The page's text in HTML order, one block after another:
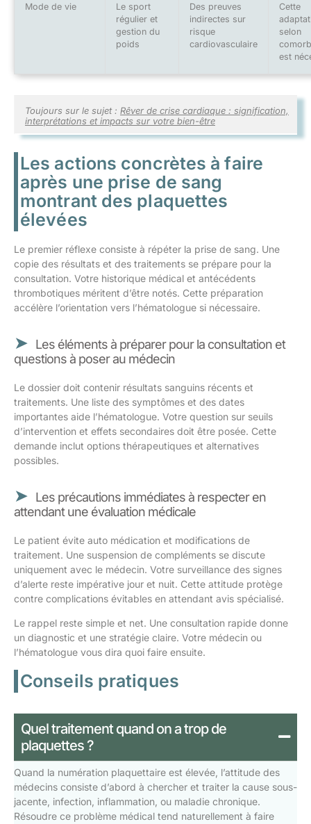
Mode de vie
Le sport
régulier et
gestion du
poids
Des preuves
indirectes sur
risque
cardiovasculaire
Cette
selon
est
Toujours sur le sujet : Rêver de crise cardiaque : signification,
interprétations et impacts sur votre bien-être
Les actions concrètes à faire
après une prise de sang
montrant des plaquettes
élevées
Le premier réflexe consiste à répéter la prise de sang. Une
copie des résultats et des traitements se prépare pour la
consultation. Votre historique médical et antécédents
thrombotiques méritent d’être notés. Cette préparation
accélère l’orientation vers l’hématologue si nécessaire.
Les éléments à préparer pour la consultation et
questions à poser au médecin
Le dossier doit contenir résultats sanguins récents et
traitements. Une liste des symptômes et des dates
importantes aide l’hématologue. Votre question sur seuils
d’intervention et effets secondaires doit être posée. Cette
demande inclut options thérapeutiques et alternatives
possibles.
Les précautions immédiates à respecter en
attendant une évaluation médicale
Le patient évite auto médication et modifications de
traitement. Une suspension de compléments se discute
uniquement avec le médecin. Votre surveillance des signes
d’alerte reste impérative jour et nuit. Cette attitude protège
contre complications évitables en attendant avis spécialisé.
Le rappel reste simple et net. Une consultation rapide donne
un diagnostic et une stratégie claire. Votre médecin ou
l’hématologue vous dira quoi faire ensuite.
Conseils pratiques
Quel traitement quand on a trop de
plaquettes ?
Quand la numération plaquettaire est élevée, l’attitude des
médecins consiste d’abord à chercher et traiter la cause sous-
jacente, infection, inflammation, ou maladie chronique.
Résoudre ce problème médical tend naturellement à faire